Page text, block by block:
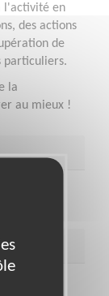
l'activité en
des actions
de
particuliers.
la
au mieux !
mission